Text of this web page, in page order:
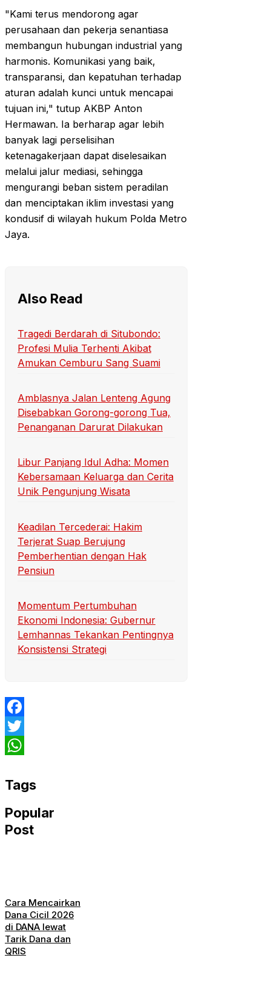
"Kami terus mendorong agar
perusahaan dan pekerja senantiasa
membangun hubungan industrial yang
harmonis. Komunikasi yang baik,
transparansi, dan kepatuhan terhadap
aturan adalah kunci untuk mencapai
tujuan ini," tutup AKBP Anton
Hermawan. Ia berharap agar lebih
banyak lagi perselisihan
ketenagakerjaan dapat diselesaikan
melalui jalur mediasi, sehingga
mengurangi beban sistem peradilan
dan menciptakan iklim investasi yang
kondusif di wilayah hukum Polda Metro
Jaya.
Also Read
Tragedi Berdarah di Situbondo:
Profesi Mulia Terhenti Akibat
Amukan Cemburu Sang Suami
Amblasnya Jalan Lenteng Agung
Disebabkan Gorong-gorong Tua,
Penanganan Darurat Dilakukan
Libur Panjang Idul Adha: Momen
Kebersamaan Keluarga dan Cerita
Unik Pengunjung Wisata
Keadilan Tercederai: Hakim
Terjerat Suap Berujung
Pemberhentian dengan Hak
Pensiun
Momentum Pertumbuhan
Ekonomi Indonesia: Gubernur
Lemhannas Tekankan Pentingnya
Konsistensi Strategi
Facebook
Twitter
Tags
Popular
Post
Cara Mencairkan
Dana Cicil 2026
di DANA lewat
Tarik Dana dan
QRIS